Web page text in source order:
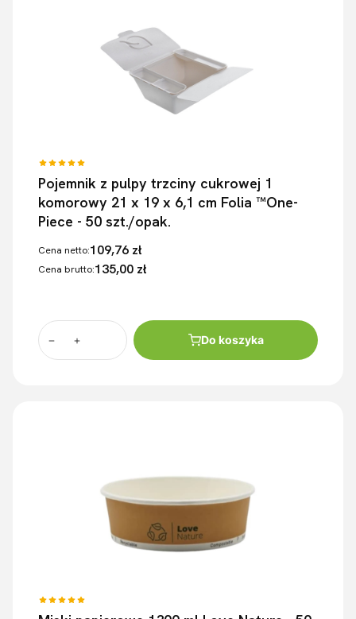
Pojemnik z pulpy trzciny cukrowej 1
komorowy 21 x 19 x 6,1 cm Folia ™One-
Piece - 50 szt./opak.
Cena netto:109,76 zł
Cena brutto:135,00 zł
Do koszyka